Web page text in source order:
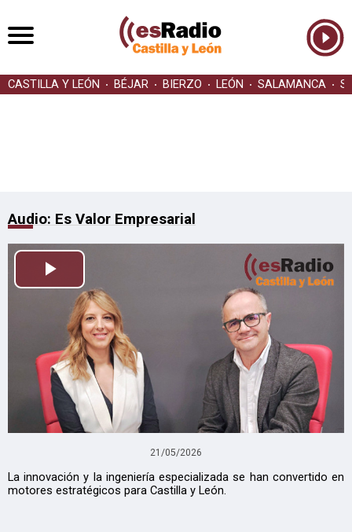
CASTILLA Y LEÓN BÉJAR BIERZO LEÓN SALAMANCA
Audio: Es Valor Empresarial
Reproducir
21/05/2026
La innovación y la ingeniería especializada se han convertido en
motores estratégicos para Castilla y León.